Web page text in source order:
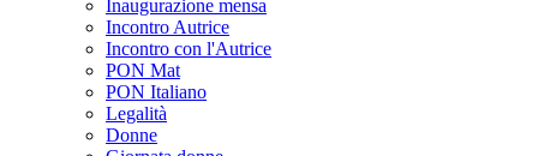
Inaugurazione mensa
Incontro Autrice
Incontro con l'Autrice
PON Mat
PON Italiano
Legalità
Donne